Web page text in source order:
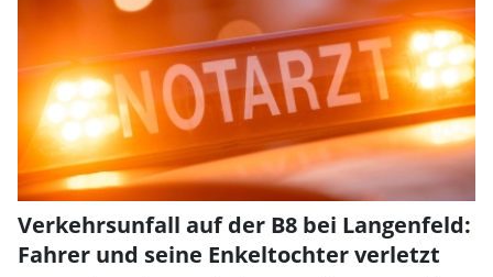
Verkehrsunfall auf der B8 bei Langenfeld:
Fahrer und seine Enkeltochter verletzt